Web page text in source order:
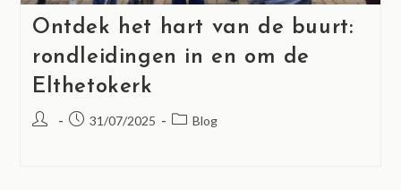
Ontdek het hart van de buurt:
rondleidingen in en om de
Elthetokerk
31/07/2025 Blog